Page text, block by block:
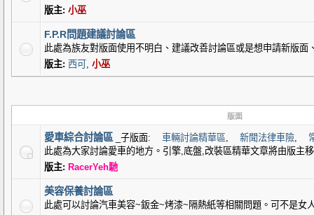
版主: 小巫
F.P.R問題建議討論區
此處為族友對版面使用不明白、建議改善討論區或是想申請新版面
版主: 西可 , 小巫
版面
愛車綜合討論區 _子版面: 車輛討論精華區, 新聞法律車險,
此處為大家討論愛車的地方。引擎,底盤,改裝區精華文章將由版主
版主: RacerYeh馳
美容保養討論區
此處可以討論汽車美容~鈑金~烤漆~隔熱紙等相關問題。可不是女